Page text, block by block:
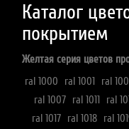
Каталог
покрытием
Желтая серия цветов
ral 1000
ral 1001 ral
ral 1007 ral 1011 ral
ral 1017 ral 1018 ral